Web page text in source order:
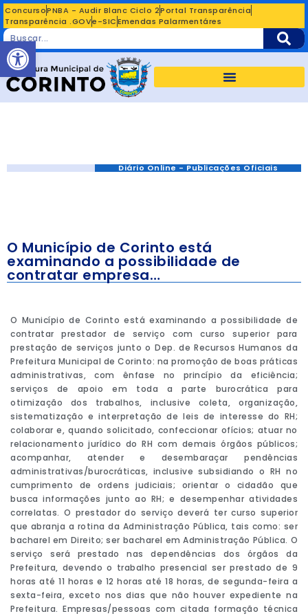
ConcursoPNBA - Audir Blanc Ciclo 2Portal Transparência
Transparência .GOVe-SICEmendas Palarmentáres
Diário Online - Publicações Oficiais
O Município de Corinto está
examinando a possibilidade de
contratar empresa…
O Município de Corinto está examinando a possibilidade de
contratar prestador de serviço com curso superior para
prestação de serviços junto o Dep. de Recursos Humanos da
Prefeitura Municipal de Corinto: na promoção de boas práticas
administrativas, com ênfase no princípio da eficiência;
serviços de apoio em toda a parte burocrática para
otimização dos trabalhos, inclusive coleta, organização,
sistematização e interpretação de leis de interesse do RH;
colaborar e, quando solicitado, confeccionar ofícios; atuar no
relacionamento jurídico do RH com demais órgãos públicos;
acompanhar, atender e desembaraçar pendências
administrativas/burocráticas, inclusive subsidiando o RH no
cumprimento de ordens judiciais; orientar o cidadão que
busca informações junto ao RH; e desempenhar atividades
correlatas. O prestador do serviço deverá ter curso superior
que abranja a rotina da Administração Pública, tais como: ser
bacharel em Direito; ser bacharel em Administração Pública. O
serviço será prestado nas dependências dos órgãos da
Prefeitura, devendo o trabalho presencial ser prestado de 9
horas até 11 horas e 12 horas até 18 horas, de segunda-feira a
sexta-feira, exceto nos dias que não houver expediente na
Prefeitura. Empresas/pessoas com citada formação técnica
Abrir a barra de ferramentas